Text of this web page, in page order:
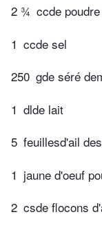
2 ¾ ccde
1 ccde sel
250 gde séré
1 dlde lait
5 feuillesd'ail
1 jaune d'oeuf
2 csde flocons